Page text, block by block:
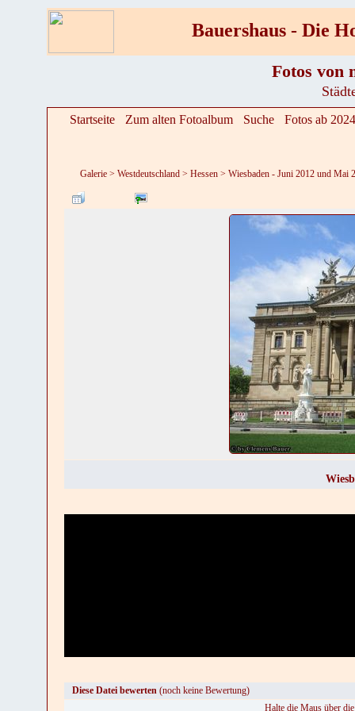
Bauershaus - Die
Fotos von
Startseite Zum alten Fotoalbum Suche Fotos ab 2024
Galerie > Westdeutschland > Hessen > Wiesbaden - Juni 2012 und Mai
Diese Datei bewerten (noch keine Bewertung)
Halte die Maus über